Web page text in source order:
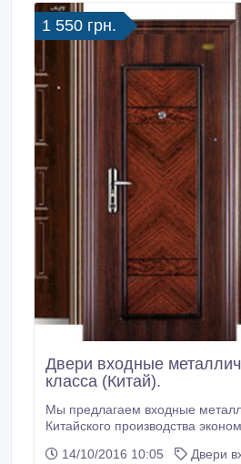
1 550 грн.
Двери входные
класса (Китай).
Мы предлагаем входные
Китайского производства эконом
Открывание - левые и правые, наружу или внутрь
14/10/2016 10:05
Двери